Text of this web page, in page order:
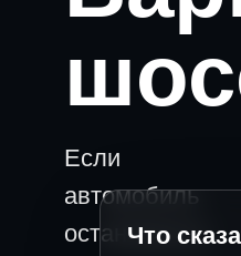
Если
автомобиль
остановился
Что